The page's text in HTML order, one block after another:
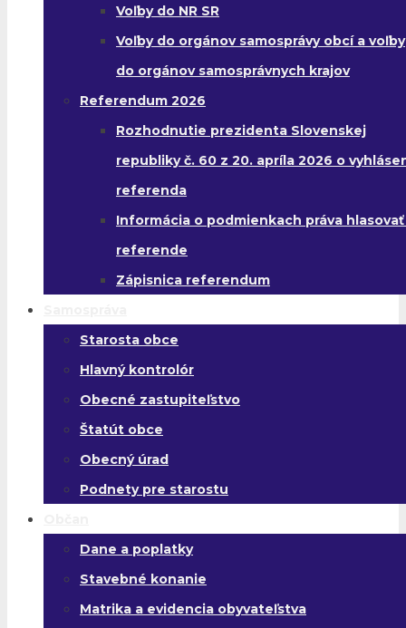
Voľby do NR SR
Voľby do orgánov samosprávy obcí a voľby
do orgánov samosprávnych krajov
Referendum 2026
Rozhodnutie prezidenta Slovenskej
republiky č. 60 z 20. apríla 2026 o
referenda
Informácia o podmienkach práva hlasovať
referende
Zápisnica referendum
Starosta obce
Hlavný kontrolór
Obecné zastupiteľstvo
Štatút obce
Obecný úrad
Podnety pre starostu
Dane a poplatky
Stavebné konanie
Matrika a evidencia obyvateľstva